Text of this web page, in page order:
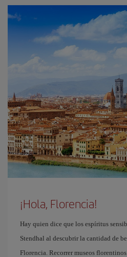
¡Hola, Florencia!
Hay quien dice que los espíritus
Stendhal al descubrir la cantidad de
Florencia. Recorrer museos